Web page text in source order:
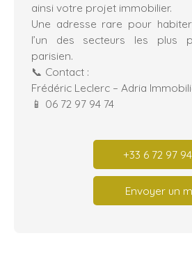
ainsi votre projet immobilier.
Une adresse rare pour
l’un des secteurs les plus
parisien.
📞 Contact :
Frédéric Leclerc – Adria
📱 06 72 97 94 74
+33 6 72 97
Envoyer un